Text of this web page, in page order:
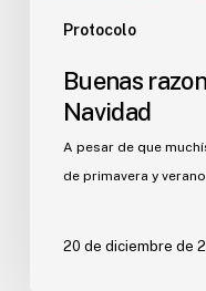
Protocolo
Buenas
Navidad
A pesar de que
de primavera y
20 de diciembre de